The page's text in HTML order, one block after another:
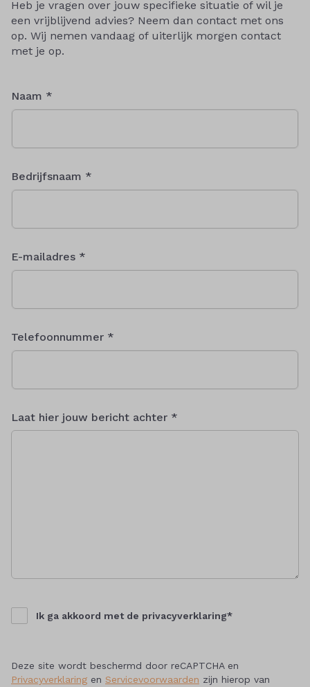
Heb je vragen over jouw specifieke situatie of wil je
een vrijblijvend advies? Neem dan contact met ons
op. Wij nemen vandaag of uiterlijk morgen contact
met je op.
Naam *
Bedrijfsnaam *
E-mailadres *
Telefoonnummer *
Laat hier jouw bericht achter *
Ik ga akkoord met de privacyverklaring*
Deze site wordt beschermd door reCAPTCHA en
Privacyverklaring en Servicevoorwaarden zijn hierop van